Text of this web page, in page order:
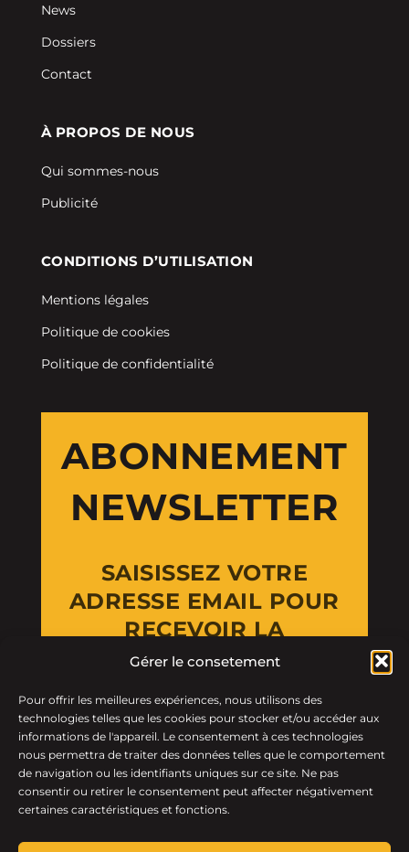
Gérer le consetement
Pour offrir les meilleures expériences, nous utilisons des
technologies telles que les cookies pour stocker et/ou accéder aux
informations de l'appareil. Le consentement à ces technologies
nous permettra de traiter des données telles que le comportement
de navigation ou les identifiants uniques sur ce site. Ne pas
consentir ou retirer le consentement peut affecter négativement
certaines caractéristiques et fonctions.
News
Dossiers
Contact
À PROPOS DE NOUS
Qui sommes-nous
Publicité
CONDITIONS D’UTILISATION
Mentions légales
Politique de cookies
Politique de confidentialité
ABONNEMENT
NEWSLETTER
SAISISSEZ VOTRE
ADRESSE EMAIL POUR
RECEVOIR LA
NEWSLETTER
Email Address